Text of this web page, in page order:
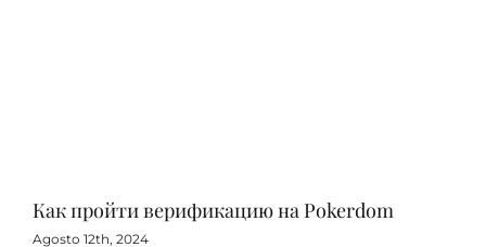
Как пройти верификацию на Pokerdom
Agosto 12th, 2024